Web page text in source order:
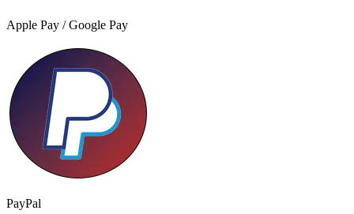
Apple Pay / Google Pay
PayPal